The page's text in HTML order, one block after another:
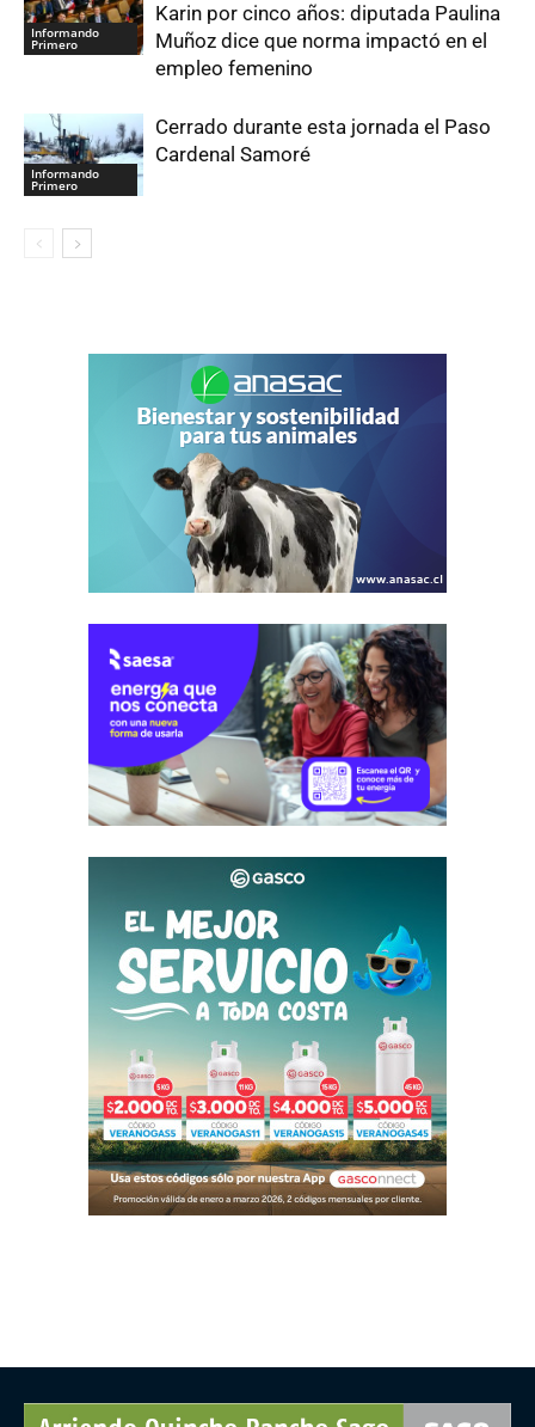
Informando
Primero
Karin por cinco años: diputada Paulina
Muñoz dice que norma impactó en el
empleo femenino
Informando
Primero
Cerrado durante esta jornada el Paso
Cardenal Samoré